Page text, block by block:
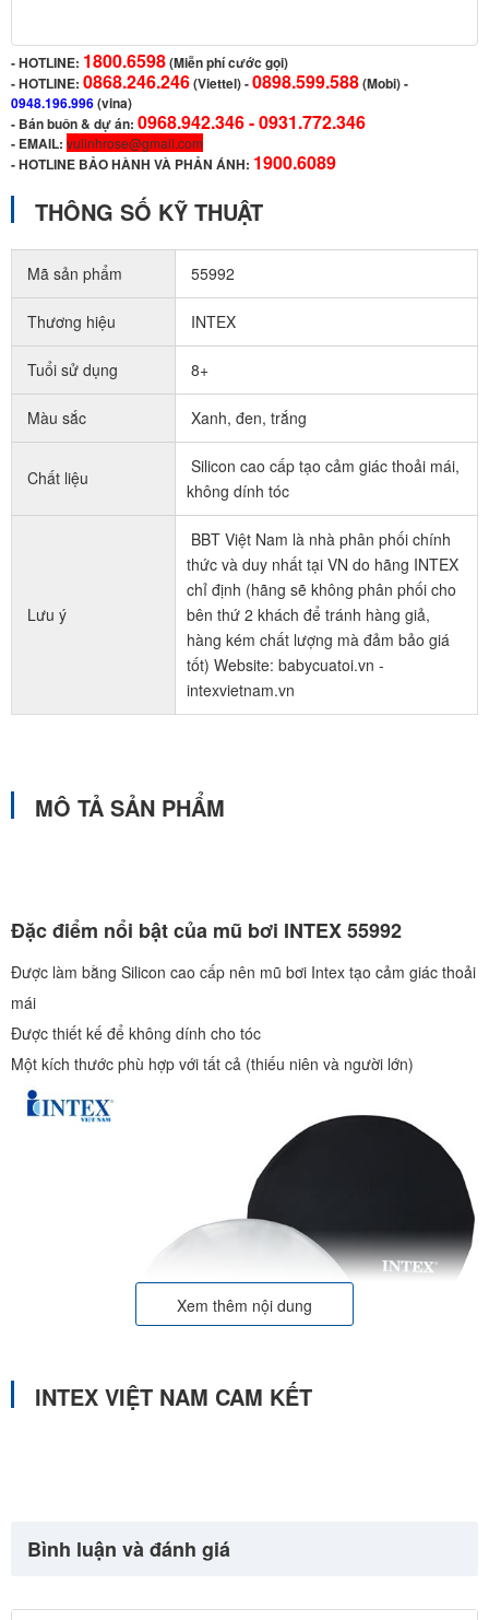
-HOTLINE: 1800.6598(Miễn phí cước gọi)
- HOTLINE: 0868.246.246(Viettel)-0898.599.588(Mobi) -
0948.196.996(vina)
- Bán buôn & dự án: 0968.942.346 -0931.772.346
- EMAIL: vulinhrose@gmail.com
-HOTLINE BẢO HÀNH VÀ PHẢN ÁNH: 1900.6089
THÔNG SỐ KỸ THUẬT
Mã sản phẩm 55992
Thương hiệu INTEX
Tuổi sử dụng 8+
Màu sắc Xanh, đen, trắng
Chất liệu
Silicon cao cấp tạo cảm giác thoải mái,
không dính tóc
Lưu ý
BBT Việt Nam là nhà phân phối chính
thức và duy nhất tại VN do hãng INTEX
chỉ định (hãng sẽ không phân phối cho
bên thứ 2 khách để tránh hàng giả,
hàng kém chất lượng mà đảm bảo giá
tốt) Website: babycuatoi.vn -
intexvietnam.vn
MÔ TẢ SẢN PHẨM
Đặc điểm nổi bật của mũ bơi INTEX 55992
Được làm bằng Silicon cao cấp nên mũ bơi Intex tạo cảm giác thoải
mái
Được thiết kế để không dính cho tóc
Một kích thước phù hợp với tất cả (thiếu niên và người lớn)
Xem thêm nội dung
INTEX VIỆT NAM CAM KẾT
Bình luận và đánh giá